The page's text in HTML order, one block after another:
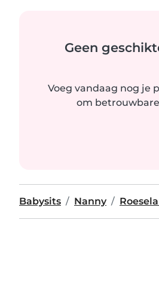
Geen
Voeg vandaag nog je
om
Babysits Nanny